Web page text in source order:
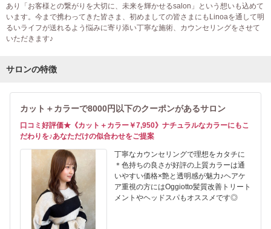
あり「お客様との繋がりを大切に、未来を輝かせるsalon」という想いも込めて
います。今まで携わってきた皆さま、初めましての皆さまにもLinoaを通して明
るいライフが送れるよう悩みに寄り添い丁寧な施術、カウンセリングをさせて
いただきます♪
サロンの特徴
カット＋カラーで8000円以下のクーポンがあるサロン
口コミ好評価★《カット＋カラー￥7,950》ナチュラルなカラーにもこ
だわりを♪あなただけの似合わせをご提案
丁寧なカウンセリングで理想をカタチに
＊色持ちの良さが好評の上質カラーは通
いやすい価格×艶と透明感が魅力♪ヘアケ
ア重視の方にはOggiotto髪質改善トリート
メントやヘッドスパもオススメです◎